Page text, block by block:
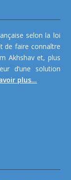
selon la loi
de faire connaître
Akhshav et, plus
d’une solution
plus...